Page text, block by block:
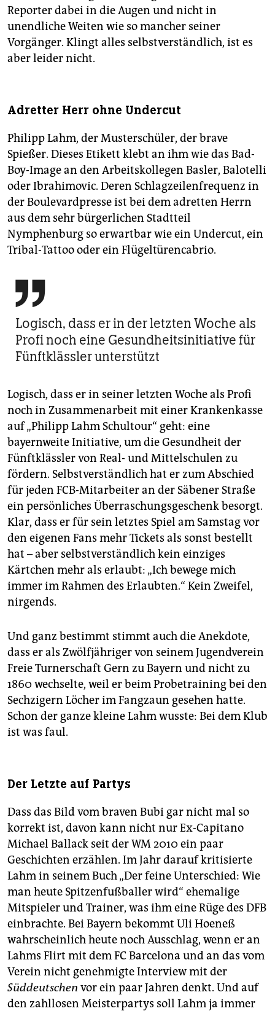
Reporter dabei in die Augen und nicht in
unendliche Weiten wie so mancher seiner
Vorgänger. Klingt alles selbstverständlich, ist es
aber leider nicht.
Adretter Herr ohne Undercut
Philipp Lahm, der Musterschüler, der brave
Spießer. Dieses Etikett klebt an ihm wie das Bad-
Boy-Image an den Arbeitskollegen Basler, Balotelli
oder Ibrahimovic. Deren Schlagzeilenfrequenz in
der Boulevardpresse ist bei dem adretten Herrn
aus dem sehr bürgerlichen Stadtteil
Nymphenburg so erwartbar wie ein Undercut, ein
Tribal-Tattoo oder ein Flügeltürencabrio.

Logisch, dass er in der letzten Woche als
Profi noch eine Gesundheitsinitiative für
Fünftklässler unterstützt
Logisch, dass er in seiner letzten Woche als Profi
noch in Zusammenarbeit mit einer Krankenkasse
auf „Philipp Lahm Schultour“ geht: eine
bayernweite Initiative, um die Gesundheit der
Fünftklässler von Real- und Mittelschulen zu
fördern. Selbstverständlich hat er zum Abschied
für jeden FCB-Mitarbeiter an der Säbener Straße
ein persönliches Überraschungsgeschenk besorgt.
Klar, dass er für sein letztes Spiel am Samstag vor
den eigenen Fans mehr Tickets als sonst bestellt
hat – aber selbstverständlich kein einziges
Kärtchen mehr als erlaubt: „Ich bewege mich
immer im Rahmen des Erlaubten.“ Kein Zweifel,
nirgends.
Und ganz bestimmt stimmt auch die Anekdote,
dass er als Zwölfjähriger von seinem Jugendverein
Freie Turnerschaft Gern zu Bayern und nicht zu
1860 wechselte, weil er beim Probetraining bei den
Sechzigern Löcher im Fangzaun gesehen hatte.
Schon der ganze kleine Lahm wusste: Bei dem Klub
ist was faul.
Der Letzte auf Partys
Dass das Bild vom braven Bubi gar nicht mal so
korrekt ist, davon kann nicht nur Ex-Capitano
Michael Ballack seit der WM 2010 ein paar
Geschichten erzählen. Im Jahr darauf kritisierte
Lahm in seinem Buch „Der feine Unterschied: Wie
man heute Spitzenfußballer wird“ ehemalige
Mitspieler und Trainer, was ihm eine Rüge des DFB
einbrachte. Bei Bayern bekommt Uli Hoeneß
wahrscheinlich heute noch Ausschlag, wenn er an
Lahms Flirt mit dem FC Barcelona und an das vom
Verein nicht genehmigte Interview mit der
Süddeutschen vor ein paar Jahren denkt. Und auf
den zahllosen Meisterpartys soll Lahm ja immer